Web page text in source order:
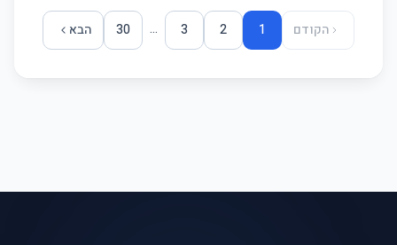
הקודם 1
2
3
...
30 הבא